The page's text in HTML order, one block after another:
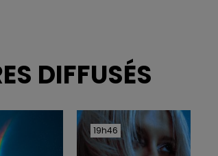
DIFFUSÉS
19h46
19h46